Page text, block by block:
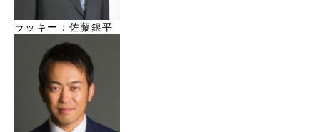
ラッキー：佐藤銀平